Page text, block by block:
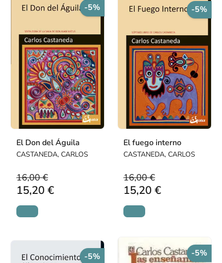
-5%
El Don del Águila
CASTANEDA, CARLOS
16,00 €
15,20 €
-5%
El fuego interno
CASTANEDA, CARLOS
16,00 €
15,20 €
-5% -5%